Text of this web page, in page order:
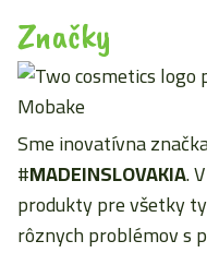
Značky
Sme inovatívna
#MADEINSLOVAKIA.
produkty pre všetky
rôznych problémov s